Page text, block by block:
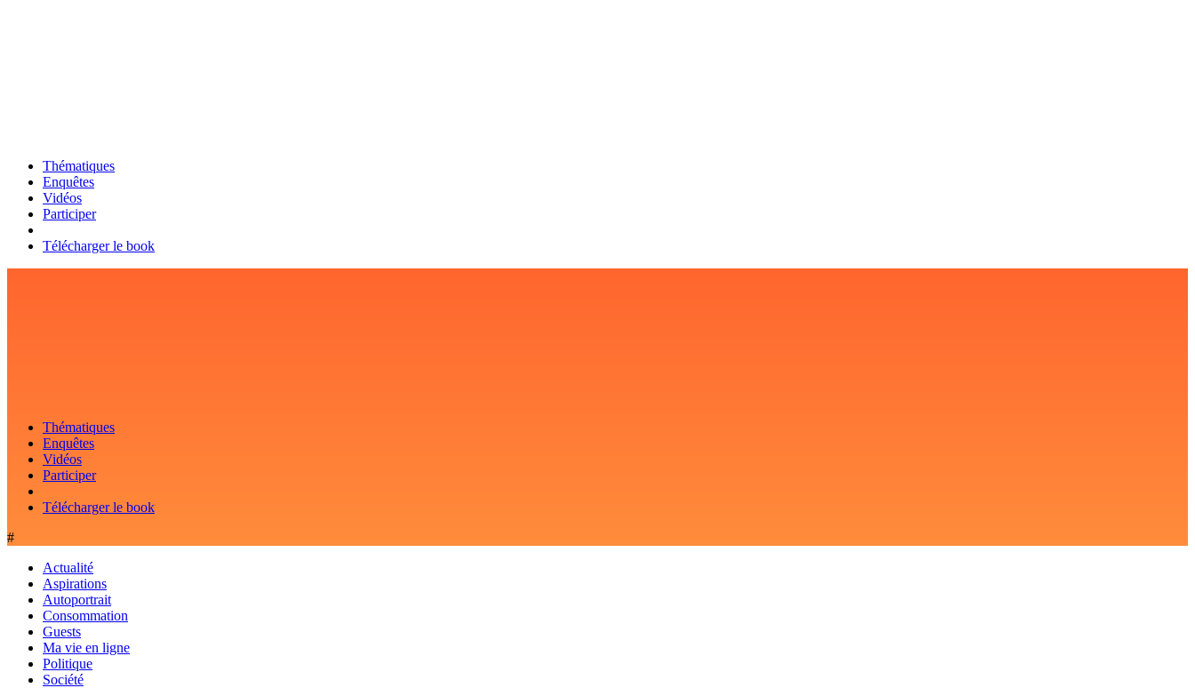
Thématiques
Enquêtes
Vidéos
Participer
Télécharger le book
Thématiques
Enquêtes
Vidéos
Participer
Télécharger le book
#
Actualité
Aspirations
Autoportrait
Consommation
Guests
Ma vie en ligne
Politique
Société